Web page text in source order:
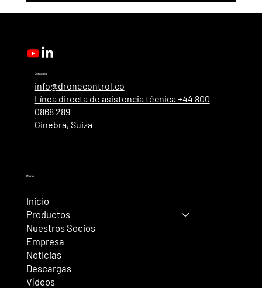
Contacto
info@dronecontrol.co
Línea directa de asistencia técnica +44 800
0868 289
Ginebra, Suiza
Menú
Inicio
Productos
Nuestros Socios
Empresa
Noticias
Descargas
Vídeos